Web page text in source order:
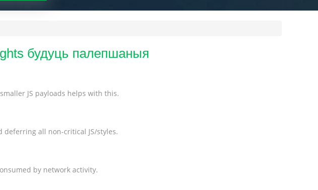
будуць палепшаныя
JS payloads helps with this.
deferring all non-critical JS/styles.
by network activity.